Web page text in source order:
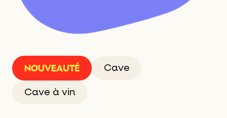
À Propos
Nos Adresses
Nouveautés 2026
Cave
NOUVEAUTÉ
Cave à vin